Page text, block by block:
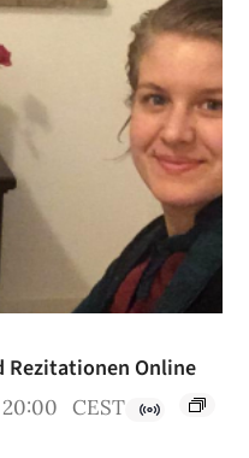
Rezitationen Online
20:00 CEST